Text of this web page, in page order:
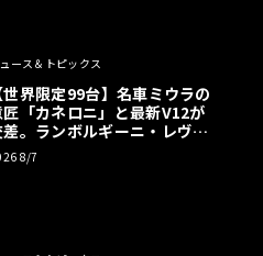
プログラムを推し進める。
新型「CLAファミリー」が披
ルと、高効率なハイブリッド
様だ。さらに、メルセデス・
デルの伝統を受け継ぐ、ブラ
ンシャスなユーザーにとっ
ース＆トピックス
世界限定99台】名車ミウラの
匠「カネロニ」と最新V12が
。ランボルギーニ・レヴエ
トに60周年記念車が登場
8/7